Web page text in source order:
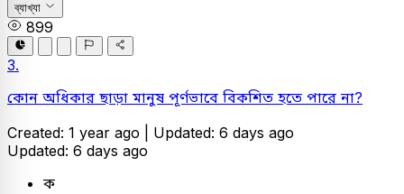
ব্যাখ্যা
899
3.
কোন অধিকার ছাড়া মানুষ পূর্ণভাবে বিকশিত হতে পারে না?
Created: 1 year ago | Updated: 6 days ago
Updated: 6 days ago
ক